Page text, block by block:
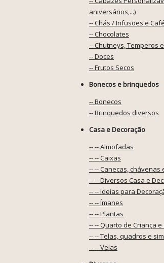
aniversários,...)
-- Chás / Infusões e
-- Chocolates
-- Chutneys, Temperos
-- Doces
-- Frutos Secos
Bonecos e brinquedos
-- Bonecos
-- Brinquedos diversos
Casa e Decoração
-- -- Almofadas
-- -- Caixas
-- -- Canecas, chávenas
-- -- Diversos Casa e
-- -- Ideias para
-- -- Ímanes
-- -- Plantas
-- -- Quarto de Criança e
-- -- Telas, quadros e
-- -- Velas